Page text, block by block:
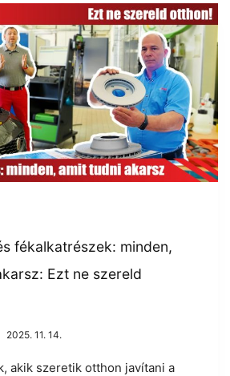
fékalkatrészek: minden,
Ezt ne szereld
2025. 11. 14.
akik szeretik otthon javítani a